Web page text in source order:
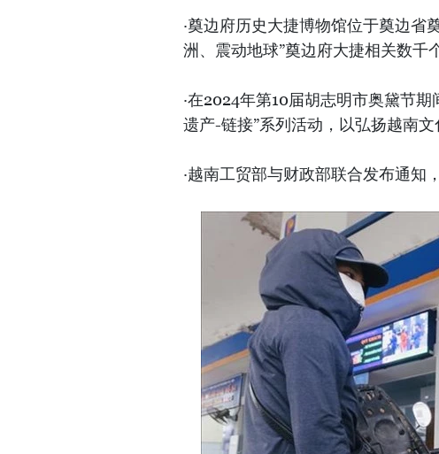
·奠边府历史大捷博物馆位于奠边省
洲、震动地球”奠边府大捷相关数千
·在2024年第10届胡志明市奥黛节
遗产-链接”系列活动，以弘扬越南
·越南工贸部与财政部联合发布通知